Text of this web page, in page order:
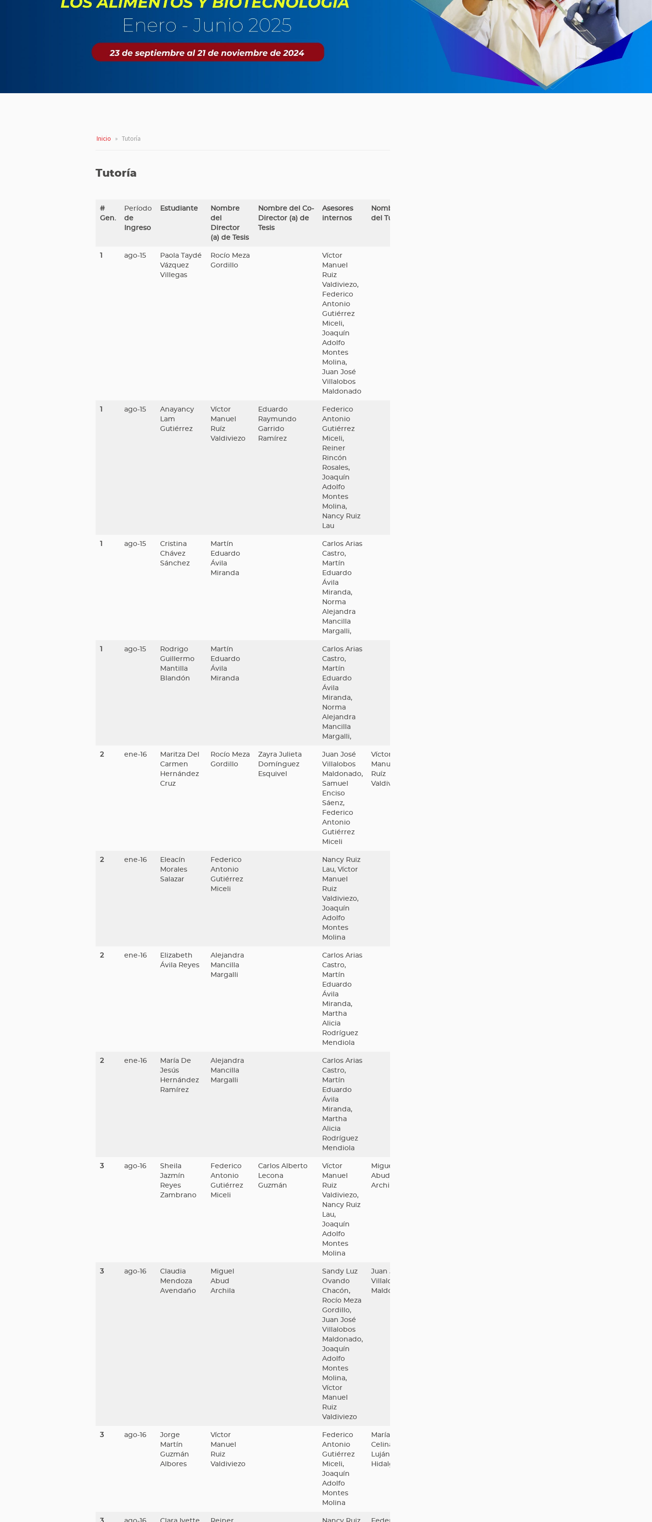
Inicio » Tutoría
Tutoría
#
Gen.
Período
de
Ingreso
Estudiante
Nombre
del
Director
(a) de Tesis
Nombre del Co-
Director (a) de
Tesis
Asesores
internos
Nombre
del Tutor
1 ago-15
Paola Taydé
Vázquez
Villegas
Rocío Meza
Gordillo
Víctor
Manuel
Ruiz
Valdiviezo,
Federico
Antonio
Gutiérrez
Miceli,
Joaquín
Adolfo
Montes
Molina,
Juan José
Villalobos
Maldonado
1 ago-15
Anayancy
Lam
Gutiérrez
Víctor
Manuel
Ruíz
Valdiviezo
Eduardo
Raymundo
Garrido
Ramírez
Federico
Antonio
Gutiérrez
Miceli,
Reiner
Rincón
Rosales,
Joaquín
Adolfo
Montes
Molina,
Nancy Ruiz
Lau
1 ago-15
Cristina
Chávez
Sánchez
Martín
Eduardo
Ávila
Miranda
Carlos Arias
Castro,
Martín
Eduardo
Ávila
Miranda,
Norma
Alejandra
Mancilla
Margalli,
1 ago-15
Rodrigo
Guillermo
Mantilla
Blandón
Martín
Eduardo
Ávila
Miranda
Carlos Arias
Castro,
Martín
Eduardo
Ávila
Miranda,
Norma
Alejandra
Mancilla
Margalli,
2 ene-16
Maritza Del
Carmen
Hernández
Cruz
Rocío Meza
Gordillo
Zayra Julieta
Domínguez
Esquivel
Juan José
Villalobos
Maldonado,
Samuel
Enciso
Sáenz,
Federico
Antonio
Gutiérrez
Miceli
Víctor
Manuel
Ruíz
Valdiviezo
2 ene-16
Eleacín
Morales
Salazar
Federico
Antonio
Gutiérrez
Miceli
Nancy Ruiz
Lau, Víctor
Manuel
Ruiz
Valdiviezo,
Joaquín
Adolfo
Montes
Molina
2 ene-16
Elizabeth
Ávila Reyes
Alejandra
Mancilla
Margalli
Carlos Arias
Castro,
Martín
Eduardo
Ávila
Miranda,
Martha
Alicia
Rodríguez
Mendiola
2 ene-16
María De
Jesús
Hernández
Ramírez
Alejandra
Mancilla
Margalli
Carlos Arias
Castro,
Martín
Eduardo
Ávila
Miranda,
Martha
Alicia
Rodríguez
Mendiola
3 ago-16
Sheila
Jazmín
Reyes
Zambrano
Federico
Antonio
Gutiérrez
Miceli
Carlos Alberto
Lecona
Guzmán
Víctor
Manuel
Ruiz
Valdiviezo,
Nancy Ruiz
Lau,
Joaquín
Adolfo
Montes
Molina
Miguel
Abud
Archila
3 ago-16
Claudia
Mendoza
Avendaño
Miguel
Abud
Archila
Sandy Luz
Ovando
Chacón,
Rocío Meza
Gordillo,
Juan José
Villalobos
Maldonado,
Joaquín
Adolfo
Montes
Molina,
Víctor
Manuel
Ruiz
Valdiviezo
Juan José
Villalobos
Maldonado
3 ago-16
Jorge
Martín
Guzmán
Albores
Víctor
Manuel
Ruiz
Valdiviezo
Federico
Antonio
Gutiérrez
Miceli,
Joaquín
Adolfo
Montes
Molina
María
Celina
Luján
Hidalgo